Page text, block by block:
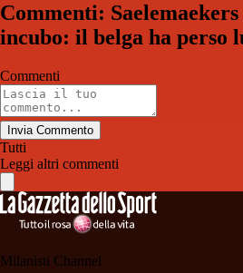
Commenti: Saelemaekers
incubo: il belga ha perso
Commenti
Invia Commento
Tutti
Leggi altri commenti
Milanisti Channel